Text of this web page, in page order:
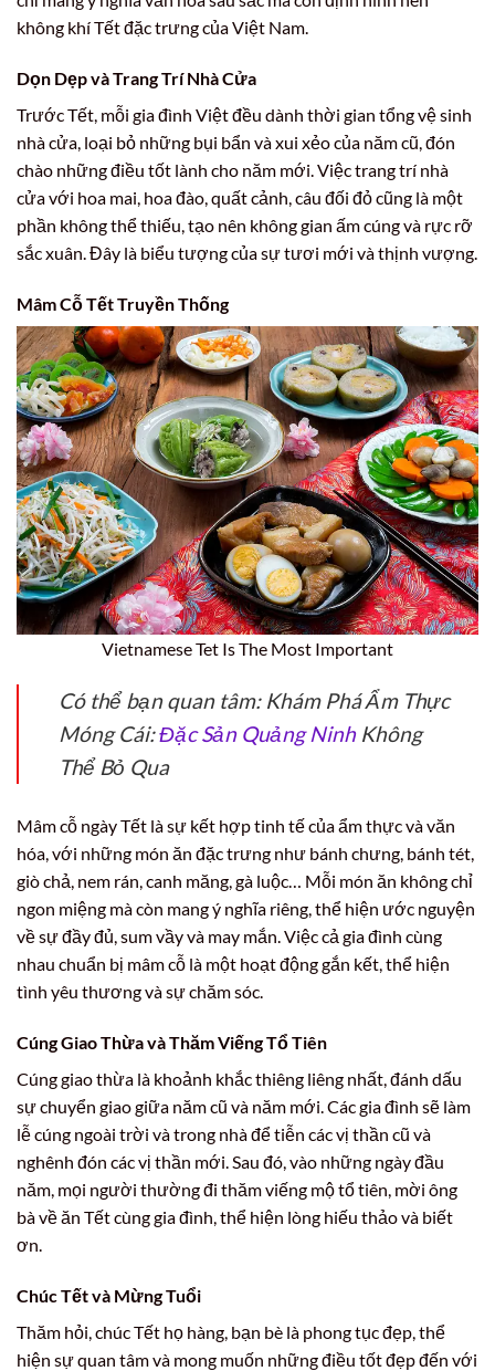
không khí Tết đặc trưng của Việt Nam.
Dọn Dẹp và Trang Trí Nhà Cửa
Trước Tết, mỗi gia đình Việt đều dành thời gian tổng vệ sinh
nhà cửa, loại bỏ những bụi bẩn và xui xẻo của năm cũ, đón
chào những điều tốt lành cho năm mới. Việc trang trí nhà
cửa với hoa mai, hoa đào, quất cảnh, câu đối đỏ cũng là một
phần không thể thiếu, tạo nên không gian ấm cúng và rực rỡ
sắc xuân. Đây là biểu tượng của sự tươi mới và thịnh vượng.
Mâm Cỗ Tết Truyền Thống
Vietnamese Tet Is The Most Important
Có thể bạn quan tâm: Khám Phá Ẩm Thực
Móng Cái:Đặc Sản Quảng NinhKhông
Thể Bỏ Qua
Mâm cỗ ngày Tết là sự kết hợp tinh tế của ẩm thực và văn
hóa, với những món ăn đặc trưng như bánh chưng, bánh tét,
giò chả, nem rán, canh măng, gà luộc… Mỗi món ăn không chỉ
ngon miệng mà còn mang ý nghĩa riêng, thể hiện ước nguyện
về sự đầy đủ, sum vầy và may mắn. Việc cả gia đình cùng
nhau chuẩn bị mâm cỗ là một hoạt động gắn kết, thể hiện
tình yêu thương và sự chăm sóc.
Cúng Giao Thừa và Thăm Viếng Tổ Tiên
Cúng giao thừa là khoảnh khắc thiêng liêng nhất, đánh dấu
sự chuyển giao giữa năm cũ và năm mới. Các gia đình sẽ làm
lễ cúng ngoài trời và trong nhà để tiễn các vị thần cũ và
nghênh đón các vị thần mới. Sau đó, vào những ngày đầu
năm, mọi người thường đi thăm viếng mộ tổ tiên, mời ông
bà về ăn Tết cùng gia đình, thể hiện lòng hiếu thảo và biết
ơn.
Chúc Tết và Mừng Tuổi
Thăm hỏi, chúc Tết họ hàng, bạn bè là phong tục đẹp, thể
hiện sự quan tâm và mong muốn những điều tốt đẹp đến với